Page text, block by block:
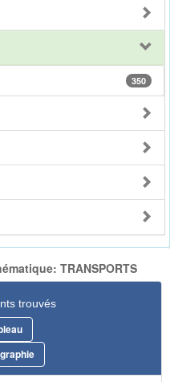
350
TRANSPORTS
trouvés